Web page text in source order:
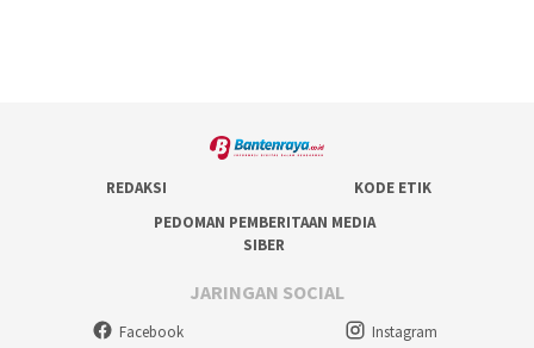
REDAKSI
KODE ETIK
PEDOMAN PEMBERITAAN MEDIA
SIBER
JARINGAN SOCIAL
Facebook Instagram